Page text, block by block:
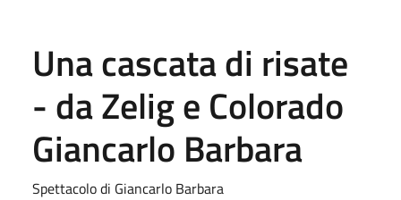
Una cascata di risate
- da Zelig e Colorado
Giancarlo Barbara
Spettacolo di Giancarlo Barbara